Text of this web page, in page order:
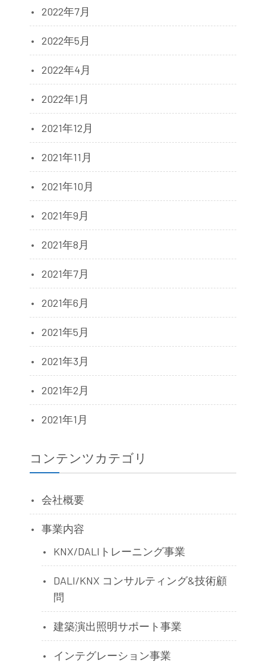
2022年7月
2022年5月
2022年4月
2022年1月
2021年12月
2021年11月
2021年10月
2021年9月
2021年8月
2021年7月
2021年6月
2021年5月
2021年3月
2021年2月
2021年1月
コンテンツカテゴリ
会社概要
事業内容
KNX/DALIトレーニング事業
DALI/KNX コンサルティング&技術顧
問
建築演出照明サポート事業
インテグレーション事業